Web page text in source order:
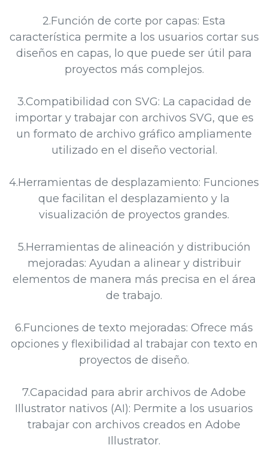
2.Función de corte por capas: Esta
característica permite a los usuarios cortar sus
diseños en capas, lo que puede ser útil para
proyectos más complejos.
3.Compatibilidad con SVG: La capacidad de
importar y trabajar con archivos SVG, que es
un formato de archivo gráfico ampliamente
utilizado en el diseño vectorial.
4.Herramientas de desplazamiento: Funciones
que facilitan el desplazamiento y la
visualización de proyectos grandes.
5.Herramientas de alineación y distribución
mejoradas: Ayudan a alinear y distribuir
elementos de manera más precisa en el área
de trabajo.
6.Funciones de texto mejoradas: Ofrece más
opciones y flexibilidad al trabajar con texto en
proyectos de diseño.
7.Capacidad para abrir archivos de Adobe
Illustrator nativos (AI): Permite a los usuarios
trabajar con archivos creados en Adobe
Illustrator.